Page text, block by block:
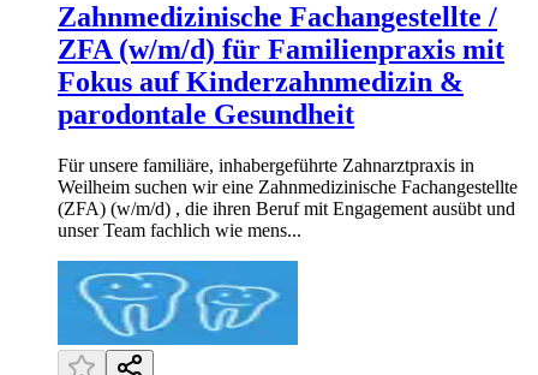
Zahnmedizinische Fachangestellte /
ZFA (w/m/d) für Familienpraxis mit
Fokus auf Kinderzahnmedizin &
parodontale Gesundheit
Für unsere familiäre, inhabergeführte Zahnarztpraxis in
Weilheim suchen wir eine Zahnmedizinische Fachangestellte
(ZFA) (w/m/d) , die ihren Beruf mit Engagement ausübt und
unser Team fachlich wie mens...